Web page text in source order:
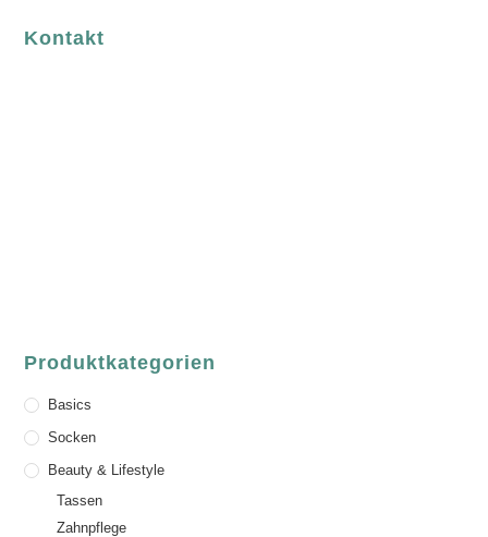
Kontakt
Produktkategorien
Basics
Socken
Beauty & Lifestyle
Tassen
Zahnpflege